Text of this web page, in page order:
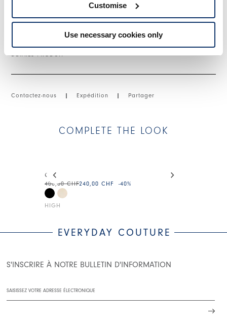
Customise
Use necessary cookies only
DÉTAILS PRODUIT
Contactez-nous | Expédition | Partager
COMPLETE THE LOOK
CUTE
HIGH
400,00 CHF240,00 CHF -40%
EVERYDAY COUTURE
S'INSCRIRE À NOTRE BULLETIN D'INFORMATION